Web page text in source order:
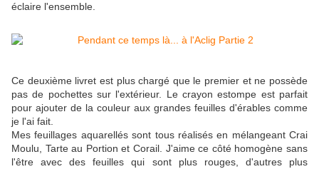
éclaire l'ensemble.
Ce deuxième livret est plus chargé que le premier et ne possède
pas de pochettes sur l'extérieur. Le crayon estompe est parfait
pour ajouter de la couleur aux grandes feuilles d'érables comme
je l'ai fait.
Mes feuillages aquarellés sont tous réalisés en mélangeant Crai
Moulu, Tarte au Portion et Corail. J'aime ce côté homogène sans
l'être avec des feuilles qui sont plus rouges, d'autres plus